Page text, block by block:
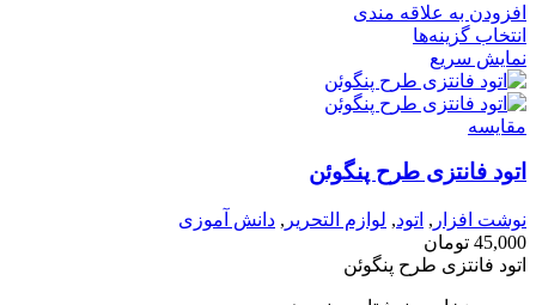
افزودن به علاقه مندی
انتخاب گزینه‌ها
نمایش سریع
مقايسه
اتود فانتزی طرح پنگوئن
نوشت افزار , اتود, لوازم التحریر , دانش آموزی
45,000 تومان
اتود فانتزی طرح پنگوئن